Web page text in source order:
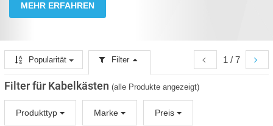
MEHR ERFAHREN
1 / 7
Popularität Filter
Filter für Kabelkästen (alle Produkte angezeigt)
Produkttyp Marke Preis